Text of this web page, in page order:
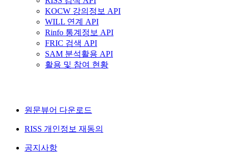
KOCW 강의정보 API
WILL 연계 API
Rinfo 통계정보 API
FRIC 검색 API
SAM 분석활용 API
활용 및 참여 현황
원문뷰어 다운로드
RISS 개인정보 재동의
공지사항